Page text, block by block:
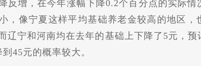
反增，在今年涨幅下降0.2个百分点的实际情
，像宁夏这样平均基础养老金较高的地区，
辽宁和河南均在去年的基础上下降了5元，预
45元的概率较大。